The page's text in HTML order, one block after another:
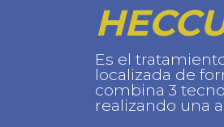
Es el
localizada de
combina 3
realizando una